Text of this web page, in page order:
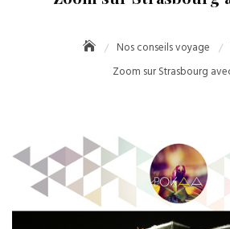
Nos conseils voyage
Zoom sur Strasbourg